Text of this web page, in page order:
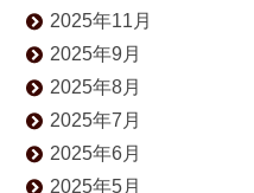
2025年11月
2025年9月
2025年8月
2025年7月
2025年6月
2025年5月